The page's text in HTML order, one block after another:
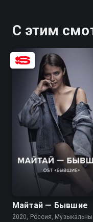
С этим
Майтай — Бывшие
2020, Россия,